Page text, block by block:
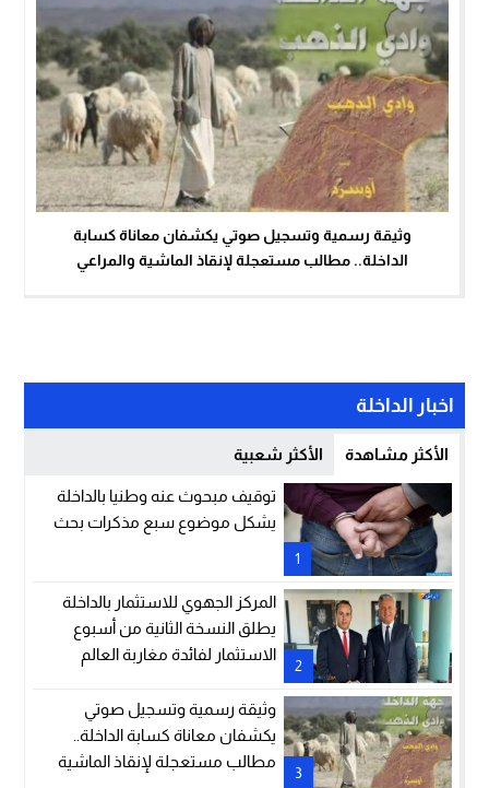
وثيقة رسمية وتسجيل صوتي يكشفان معاناة كسابة
الداخلة.. مطالب مستعجلة لإنقاذ الماشية والمراعي
اخبار الداخلة
الأكثر مشاهدة الأكثر شعبية
1
توقيف مبحوث عنه وطنيا بالداخلة
يشكل موضوع سبع مذكرات بحث
2
المركز الجهوي للاستثمار بالداخلة
يطلق النسخة الثانية من أسبوع
الاستثمار لفائدة مغاربة العالم
3
وثيقة رسمية وتسجيل صوتي
يكشفان معاناة كسابة الداخلة..
مطالب مستعجلة لإنقاذ الماشية